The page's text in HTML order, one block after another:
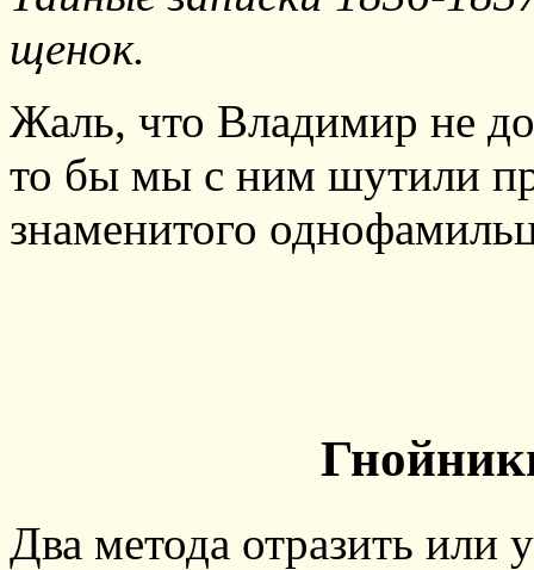
щенок.
Жаль, что Владимир не
то бы мы с ним шутили
знаменитого
Два метода отразить или